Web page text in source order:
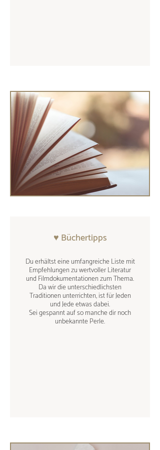
♥ Büchertipps
Du erhältst eine umfangreiche Liste mit
Empfehlungen zu wertvoller Literatur
und Filmdokumentationen zum Thema.
Da wir die unterschiedlichsten
Traditionen unterrichten, ist für Jeden
und Jede etwas dabei.
Sei gespannt auf so manche dir noch
unbekannte Perle.